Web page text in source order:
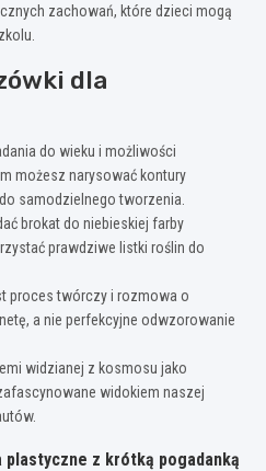
zachowań, które dzieci mogą
dla
do wieku i możliwości
możesz narysować kontury
samodzielnego tworzenia.
brokat do niebieskiej farby
prawdziwe listki roślin do
proces twórczy i rozmowa o
a nie perfekcyjne odwzorowanie
widzianej z kosmosu jako
widokiem naszej
plastyczne z krótką pogadanką